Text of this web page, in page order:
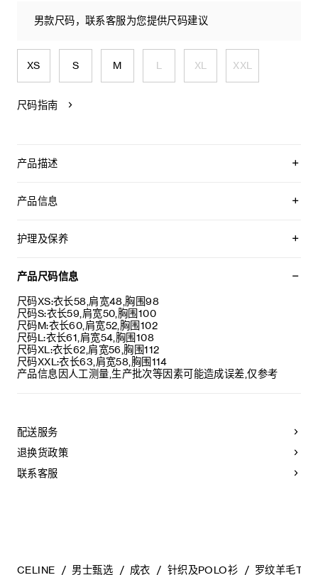
男款尺码，联系客服为您提供尺码建议
XS S M L XL XXL
尺码指南
产品描述
产品信息
同色系TRIOMPHE刺绣
长袖
意大利制造
编号：RY02Q0ZP2.38NO
护理及保养
仅使用不含漂白剂的洗衣产品。
最高熨烫温度：110°C / 230°F
不可使用蒸汽。
本品可用芳香化合物进行轻柔干洗。
不可用水进行专业清洗。
产品尺码信息
尺码XS:衣长58,肩宽48,胸围98
尺码S:衣长59,肩宽50,胸围100
尺码M:衣长60,肩宽52,胸围102
尺码L:衣长61,肩宽54,胸围108
尺码XL:衣长62,肩宽56,胸围112
尺码XXL:衣长63,肩宽58,胸围114
产品信息因人工测量,生产批次等因素可能造成误差,仅参考
配送服务
退换货政策
联系客服
CELINE 男士甄选 成衣 针织及POLO衫 罗纹羊毛